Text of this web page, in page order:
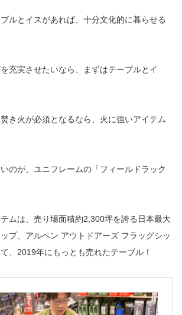
ルとイスがあれば、十分文化的に暮らせる
充実させたいなら、まずはテーブルとイ
き火が必須となるなら、火に強いアイテム
のが、ユニフレームの「フィールドラック
ムは、売り場面積約2,300坪を誇る日本最大
プ、アルペン アウトドアーズ フラッグシッ
、2019年にもっとも売れたテーブル！